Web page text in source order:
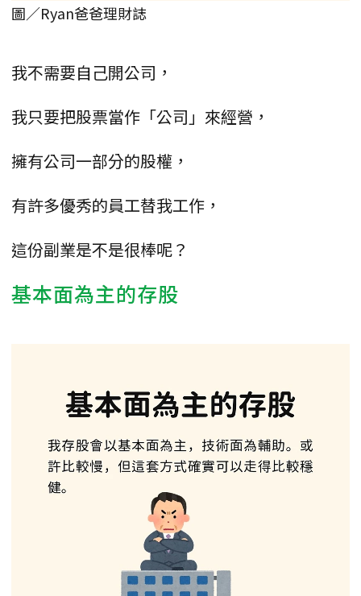
圖／Ryan爸爸理財誌
我不需要自己開公司，
我只要把股票當作「公司」來經營，
擁有公司一部分的股權，
有許多優秀的員工替我工作，
這份副業是不是很棒呢？
基本面為主的存股